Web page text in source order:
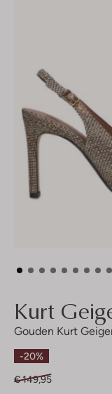
Kurt
Gouden Kurt
-20%
€ 149,95